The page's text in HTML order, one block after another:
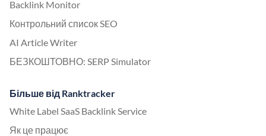
Backlink Monitor
Контрольний список SEO
AI Article Writer
БЕЗКОШТОВНО: SERP Simulator
Більше від Ranktracker
White Label SaaS Backlink Service
Як це працює